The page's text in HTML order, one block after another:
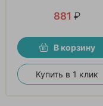
881 ₽
В корзину
Купить в 1 клик